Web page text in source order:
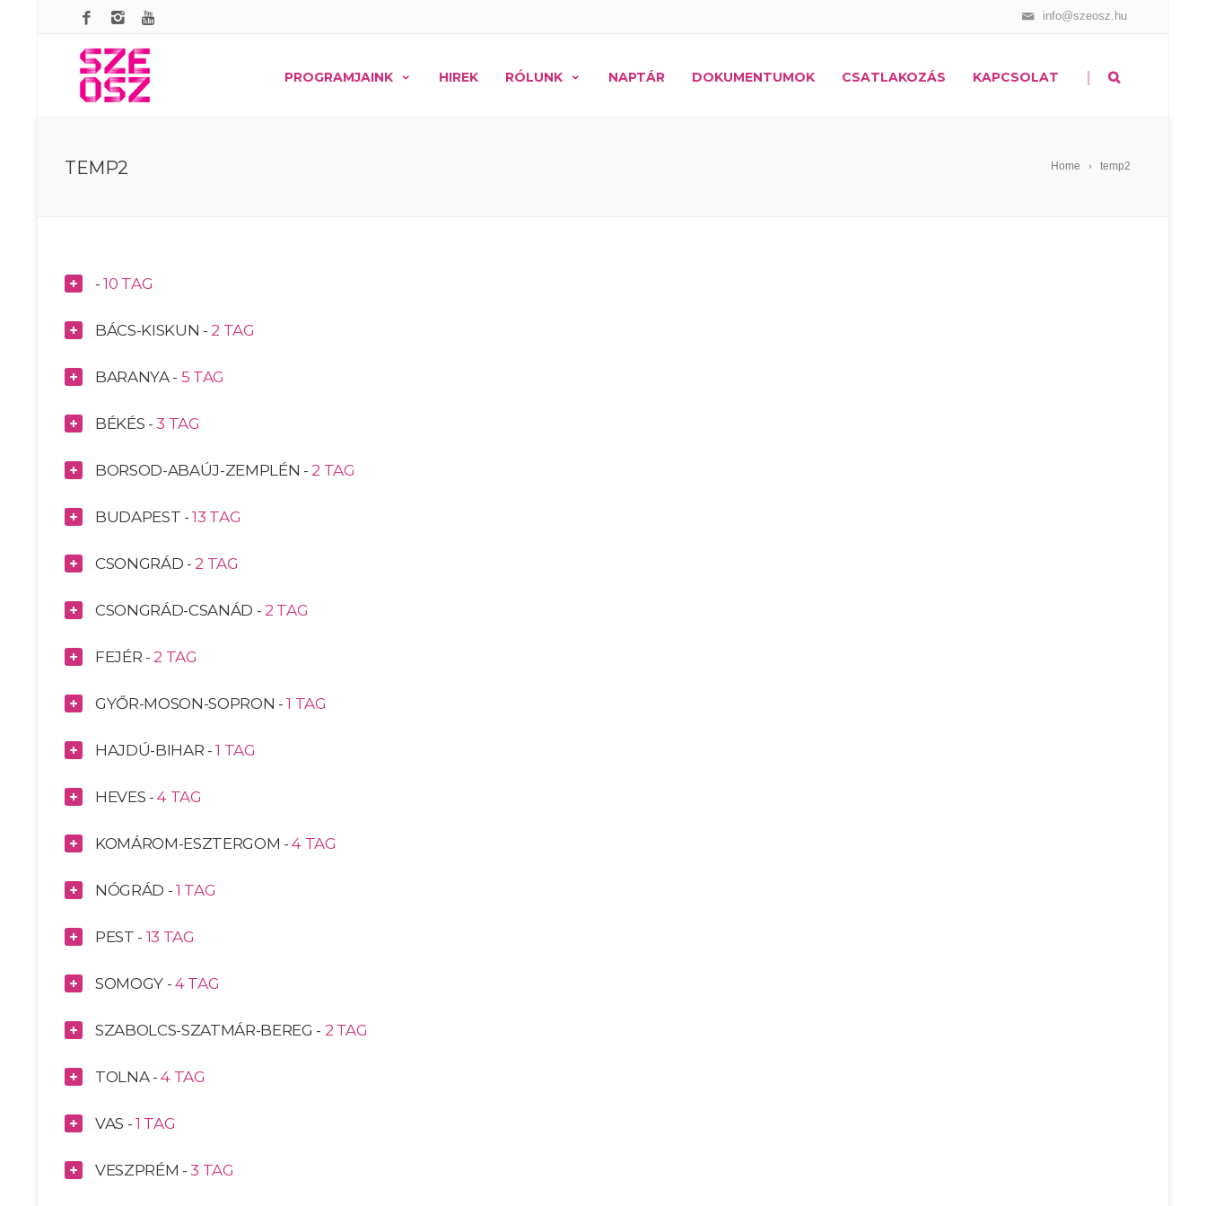
info@szeosz.hu
PROGRAMJAINK HIREK RÓLUNK NAPTÁR DOKUMENTUMOK CSATLAKOZÁS KAPCSOLAT |
Home temp2
TEMP2
-10 TAG
BÁCS-KISKUN - 2 TAG
BARANYA - 5 TAG
BÉKÉS -3 TAG
BORSOD-ABAÚJ-ZEMPLÉN - 2 TAG
BUDAPEST -13 TAG
CSONGRÁD - 2 TAG
CSONGRÁD-CSANÁD - 2 TAG
FEJÉR - 2 TAG
GYŐR-MOSON-SOPRON -1 TAG
HAJDÚ-BIHAR -1 TAG
HEVES -4 TAG
KOMÁROM-ESZTERGOM -4 TAG
NÓGRÁD - 1 TAG
PEST - 13 TAG
SOMOGY - 4 TAG
SZABOLCS-SZATMÁR-BEREG - 2 TAG
TOLNA -4 TAG
VAS - 1 TAG
VESZPRÉM -3 TAG